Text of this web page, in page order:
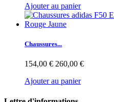
Ajouter au panier
Chaussures...
154,00 € 260,00 €
Ajouter au panier